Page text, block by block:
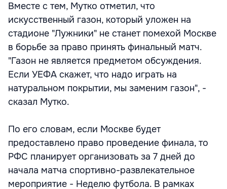
Вместе с тем, Мутко отметил, что
искусственный газон, который уложен на
стадионе "Лужники" не станет помехой Москве
в борьбе за право принять финальный матч.
"Газон не является предметом обсуждения.
Если УЕФА скажет, что надо играть на
натуральном покрытии, мы заменим газон", -
сказал Мутко.
По его словам, если Москве будет
предоставлено право проведение финала, то
РФС планирует организовать за 7 дней до
начала матча спортивно-развлекательное
мероприятие - Неделю футбола. В рамках